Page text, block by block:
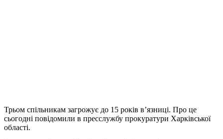
Трьом спільникам загрожує до 15 років в’язниці. Про це
сьогодні повідомили в пресслужбу прокуратури Харківської
області.